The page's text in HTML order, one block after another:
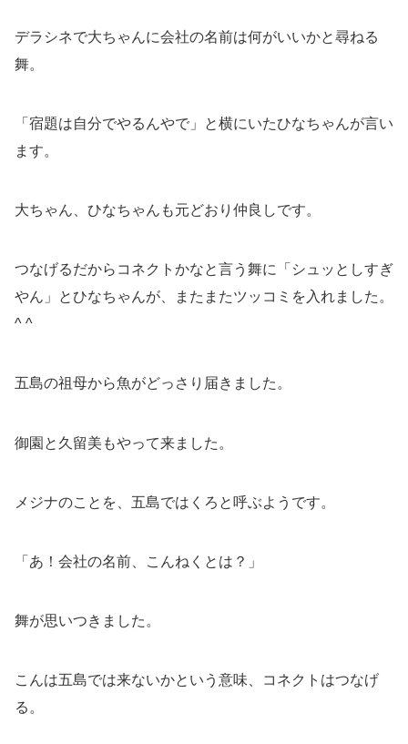
デラシネで大ちゃんに会社の名前は何がいいかと尋ねる
舞。
「宿題は自分でやるんやで」と横にいたひなちゃんが言い
ます。
大ちゃん、ひなちゃんも元どおり仲良しです。
つなげるだからコネクトかなと言う舞に「シュッとしすぎ
やん」とひなちゃんが、またまたツッコミを入れました。
^ ^
五島の祖母から魚がどっさり届きました。
御園と久留美もやって来ました。
メジナのことを、五島ではくろと呼ぶようです。
「あ！会社の名前、こんねくとは？」
舞が思いつきました。
こんは五島では来ないかという意味、コネクトはつなげ
る。